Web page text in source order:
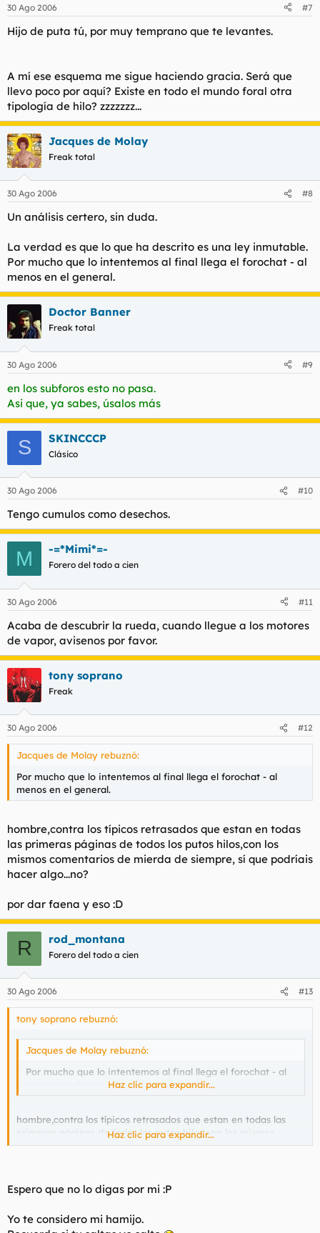
30 Ago 2006 #7
Hijo de puta tú, por muy temprano que te levantes.
A mí ese esquema me sigue haciendo gracia. Será que
llevo poco por aquí? Existe en todo el mundo foral otra
tipología de hilo? zzzzzzz...
Jacques de Molay
Freak total
30 Ago 2006 #8
Un análisis certero, sin duda.
La verdad es que lo que ha descrito es una ley inmutable.
Por mucho que lo intentemos al final llega el forochat - al
menos en el general.
Doctor Banner
Freak total
30 Ago 2006 #9
en los subforos esto no pasa.
Asi que, ya sabes, úsalos más
S SKINCCCP
Clásico
30 Ago 2006 #10
Tengo cumulos como desechos.
M -=*Mimi*=-
Forero del todo a cien
30 Ago 2006 #11
Acaba de descubrir la rueda, cuando llegue a los motores
de vapor, avisenos por favor.
tony soprano
Freak
30 Ago 2006 #12
Jacques de Molay rebuznó:
Por mucho que lo intentemos al final llega el forochat - al
menos en el general.
hombre,contra los típicos retrasados que estan en todas
las primeras páginas de todos los putos hilos,con los
mismos comentarios de mierda de siempre, sí que podríais
hacer algo...no?
por dar faena y eso :D
R rod_montana
Forero del todo a cien
30 Ago 2006 #13
tony soprano rebuznó:
Jacques de Molay rebuznó:
Por mucho que lo intentemos al final llega el forochat - al
menos en el general.Haz clic para expandir...
hombre,contra los típicos retrasados que estan en todas las
primeras páginas de todos los putos hilos,con los mismos
comentarios de mierda de siempre, sí que podríais hacer
por dar faena y eso :D
Haz clic para expandir...
Espero que no lo digas por mi :P
Yo te considero mi hamijo.